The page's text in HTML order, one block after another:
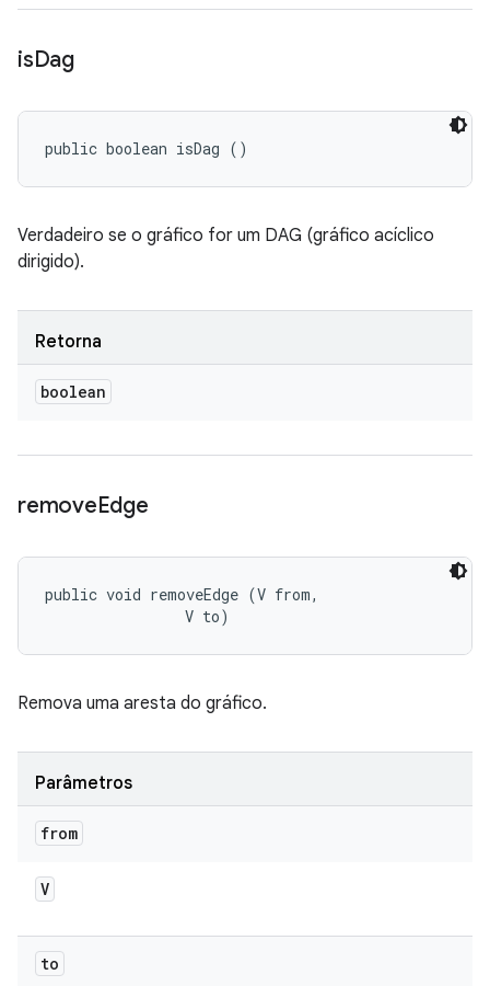
isDag
public boolean isDag ()
Verdadeiro se o gráfico for um DAG (gráfico acíclico
dirigido).
Retorna
boolean
removeEdge
public void removeEdge (V from,
                V to)
Remova uma aresta do gráfico.
Parâmetros
from
V
to